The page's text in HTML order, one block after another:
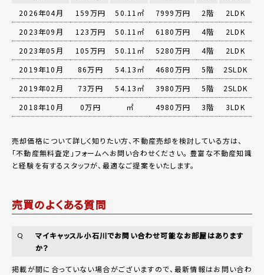
2026年04月
159万円 50.11㎡ 7999万円 2階
2LDK
2023年09月
123万円 50.11㎡ 6180万円 4階
2LDK
2023年05月
105万円 50.11㎡ 5280万円 4階
2LDK
2019年10月
86万円 54.13㎡ 4680万円 5階
2SLDK
2019年02月
73万円 54.13㎡ 3980万円 5階
2SLDK
2018年10月
0万円 ㎡ 4980万円 3階 3LDK
売却価格について詳しく知りたい方、不動産売却を検討している方は、
「不動産無料査定 」フォームへお問い合わせください。 豊富な不動産知識
と経験を有するスタッフが、最適なご提案をいたします。
売買のよくある質問
Q
マイキャッスル小石川でお問い合わせ可能なお部屋はあります
か？
掲載が間に合っていない場合がございますので、最新情報はお問い合わ